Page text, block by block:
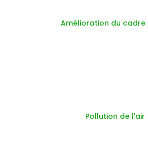
Amélioration du cadre
Pollution de l'air